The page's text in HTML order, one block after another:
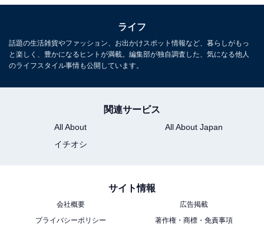
ゼンハイザー「MOMENTUM 4 Wireless」
ゼンハイザー(Sennheiser) MOMENTUM 4 Wireless ワイ
ヤレスヘッドホン ブラック 高性能ドライバー Bluetooth
ノイズキャンセリング 最大60時間再生 タッチパネル 低遅
ゼンハイザー「HD25」
ライフ
話題の生活雑貨やファッション、お出かけスポット情報など、暮らしがもっ
と楽しく、豊かになるヒントが満載。編集部が独自調査した、気になる他人
のライフスタイル事情も公開しています。
関連サービス
All About
All About Japan
イチオシ
サイト情報
会社概要
広告掲載
プライバシーポリシー
著作権・商標・免責事項